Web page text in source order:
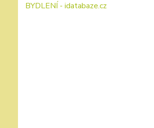
BYDLENÍ - idatabaze.cz